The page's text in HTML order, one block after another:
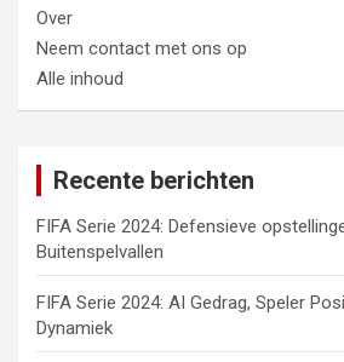
Over
Neem contact met ons op
Alle inhoud
Recente berichten
FIFA Serie 2024: Defensieve
Buitenspelvallen
FIFA Serie 2024: AI Gedrag, Speler
Dynamiek